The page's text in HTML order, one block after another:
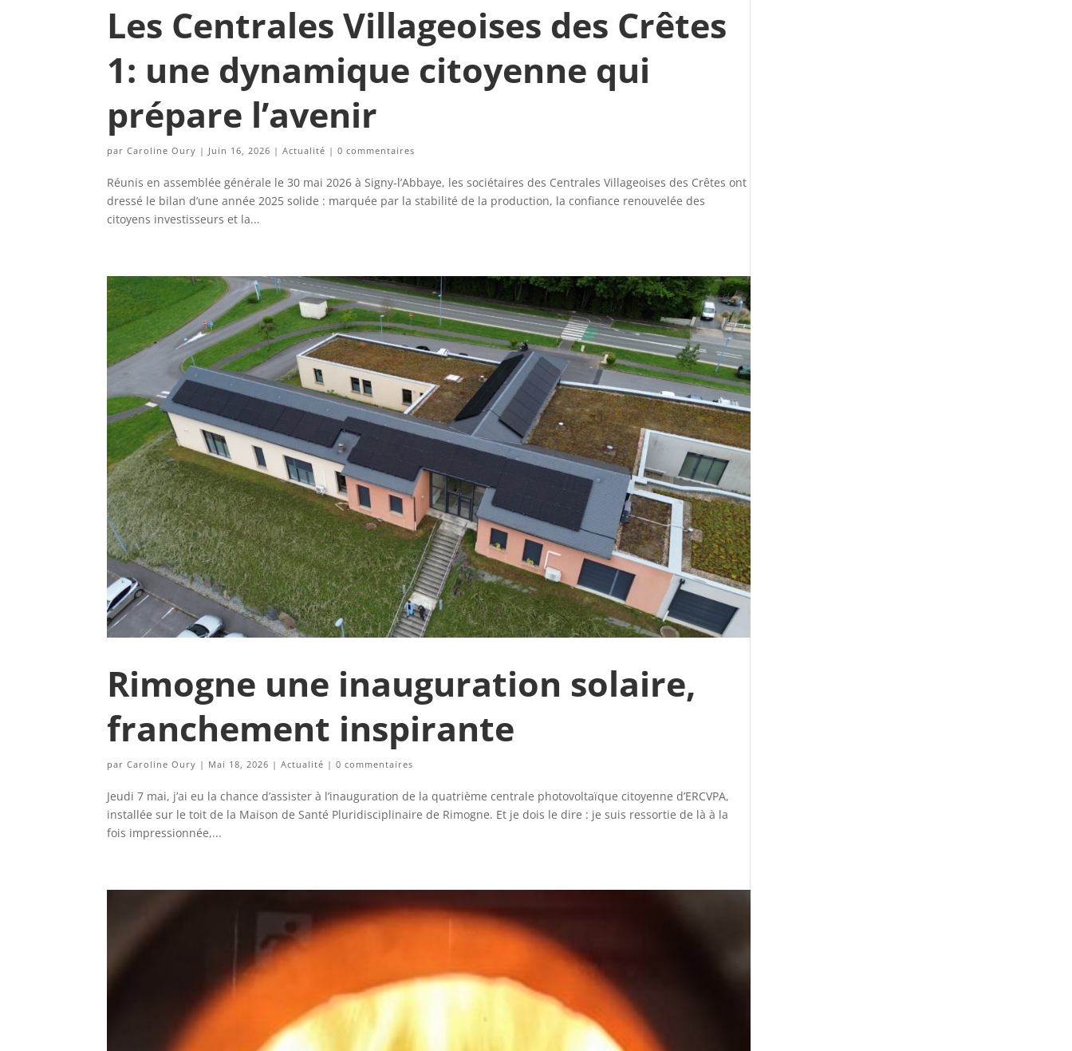
Les Centrales Villageoises des Crêtes
1: une dynamique citoyenne qui
prépare l’avenir
parCaroline Oury | Juin 16, 2026 |Actualité |0 commentaires
Réunis en assemblée générale le 30 mai 2026 à Signy‑l’Abbaye, les sociétaires des Centrales Villageoises des Crêtes ont
dressé le bilan d’une année 2025 solide : marquée par la stabilité de la production, la confiance renouvelée des
citoyens investisseurs et la...
Rimogne une inauguration solaire,
franchement inspirante
parCaroline Oury | Mai 18, 2026 |Actualité |0 commentaires
Jeudi 7 mai, j’ai eu la chance d’assister à l’inauguration de la quatrième centrale photovoltaïque citoyenne d’ERCVPA,
installée sur le toit de la Maison de Santé Pluridisciplinaire de Rimogne. Et je dois le dire : je suis ressortie de là à la
fois impressionnée,...